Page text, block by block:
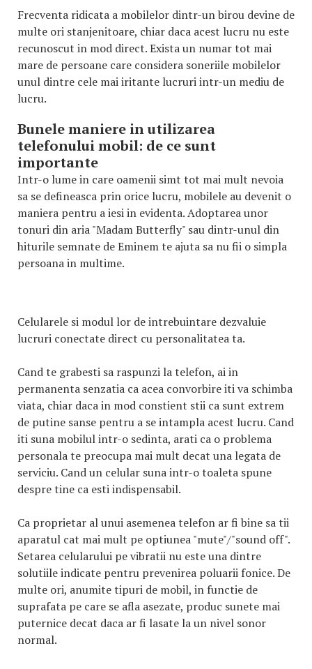
Frecventa ridicata a mobilelor dintr-un birou devine de
multe ori stanjenitoare, chiar daca acest lucru nu este
recunoscut in mod direct. Exista un numar tot mai
mare de persoane care considera soneriile mobilelor
unul dintre cele mai iritante lucruri intr-un mediu de
lucru.
Bunele maniere in utilizarea
telefonului mobil: de ce sunt
importante
Intr-o lume in care oamenii simt tot mai mult nevoia
sa se defineasca prin orice lucru, mobilele au devenit o
maniera pentru a iesi in evidenta. Adoptarea unor
tonuri din aria "Madam Butterfly" sau dintr-unul din
hiturile semnate de Eminem te ajuta sa nu fii o simpla
persoana in multime.
Celularele si modul lor de intrebuintare dezvaluie
lucruri conectate direct cu personalitatea ta.
Cand te grabesti sa raspunzi la telefon, ai in
permanenta senzatia ca acea convorbire iti va schimba
viata, chiar daca in mod constient stii ca sunt extrem
de putine sanse pentru a se intampla acest lucru. Cand
iti suna mobilul intr-o sedinta, arati ca o problema
personala te preocupa mai mult decat una legata de
serviciu. Cand un celular suna intr-o toaleta spune
despre tine ca esti indispensabil.
Ca proprietar al unui asemenea telefon ar fi bine sa tii
aparatul cat mai mult pe optiunea "mute"/"sound off".
Setarea celularului pe vibratii nu este una dintre
solutiile indicate pentru prevenirea poluarii fonice. De
multe ori, anumite tipuri de mobil, in functie de
suprafata pe care se afla asezate, produc sunete mai
puternice decat daca ar fi lasate la un nivel sonor
normal.